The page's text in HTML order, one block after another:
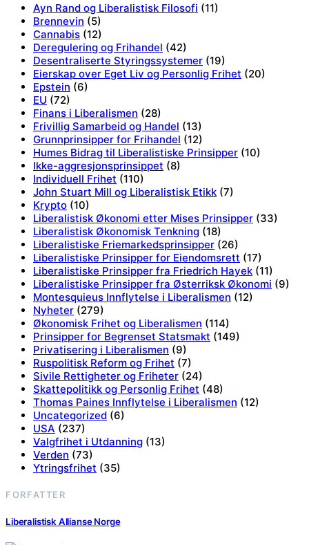
Ayn Rand og Liberalistisk Filosofi (11)
Brennevin (5)
Cannabis (12)
Deregulering og Frihandel (42)
Desentraliserte Styringssystemer (19)
Eierskap over Eget Liv og Personlig Frihet (20)
Epstein (6)
EU (72)
Finans i Liberalismen (28)
Frivillig Samarbeid og Handel (13)
Grunnprinsipper for Frihandel (12)
Humes Bidrag til Liberalistiske Prinsipper (10)
Ikke-aggresjonsprinsippet (8)
Individuell Frihet (110)
John Stuart Mill og Liberalistisk Etikk (7)
Krypto (10)
Liberalistisk Økonomi etter Mises Prinsipper (33)
Liberalistisk Økonomisk Tenkning (18)
Liberalistiske Friemarkedsprinsipper (26)
Liberalistiske Prinsipper for Eiendomsrett (17)
Liberalistiske Prinsipper fra Friedrich Hayek (11)
Liberalistiske Prinsipper fra Østerriksk Økonomi (9)
Montesquieus Innflytelse i Liberalismen (12)
Nyheter (279)
Økonomisk Frihet og Liberalismen (114)
Prinsipper for Begrenset Statsmakt (149)
Privatisering i Liberalismen (9)
Ruspolitisk Reform og Frihet (7)
Sivile Rettigheter og Friheter (24)
Skattepolitikk og Personlig Frihet (48)
Thomas Paines Innflytelse i Liberalismen (12)
Uncategorized (6)
USA (237)
Valgfrihet i Utdanning (13)
Verden (73)
Ytringsfrihet (35)
FORFATTER
Liberalistisk Allianse Norge